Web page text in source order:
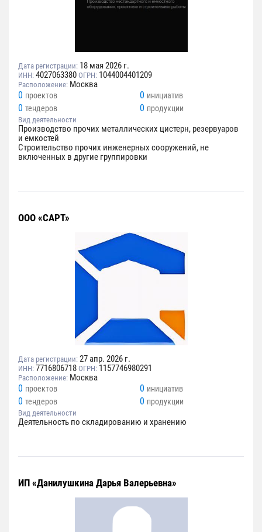
Дата регистрации: 18 мая 2026 г.
ИНН: 4027063380 ОГРН: 1044004401209
Расположение: Москва
0 проектов 0 инициатив
0 тендеров 0 продукции
Вид деятельности
Производство прочих металлических цистерн, резервуаров
и емкостей
Строительство прочих инженерных сооружений, не
включенных в другие группировки
ООО «САРТ»
Дата регистрации: 27 апр. 2026 г.
ИНН: 7716806718 ОГРН: 1157746980291
Расположение: Москва
0 проектов 0 инициатив
0 тендеров 0 продукции
Вид деятельности
Деятельность по складированию и хранению
ИП «Данилушкина Дарья Валерьевна»